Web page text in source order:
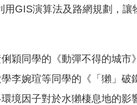
用GIS演算法及路網規劃，
穎同學的《動彈不得的城
李婉瑄等同學的《「獺」
境因子對於水獺棲息地的影